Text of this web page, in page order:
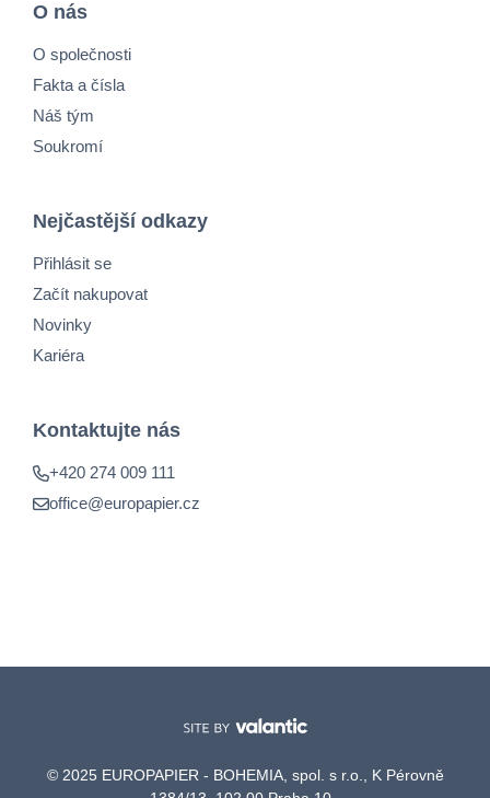
O nás
O společnosti
Fakta a čísla
Náš tým
Soukromí
Nejčastější odkazy
Přihlásit se
Začít nakupovat
Novinky
Kariéra
Kontaktujte nás
+420 274 009 111
office@europapier.cz
© 2025 EUROPAPIER - BOHEMIA, spol. s r.o., K Pérovně